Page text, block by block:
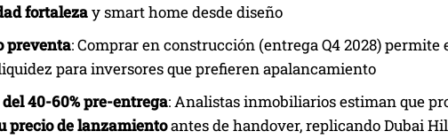
fortalezay smart home desde diseño
preventa: Comprar en construcción (entrega Q4 2028) permite
para inversores que prefieren apalancamiento
40-60% pre-entrega: Analistas inmobiliarios estiman que
precio de lanzamientoantes de handover, replicando Dubai